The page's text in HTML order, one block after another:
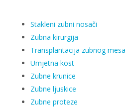
Stakleni zubni nosači
Zubna kirurgija
Transplantacija zubnog mesa
Umjetna kost
Zubne krunice
Zubne ljuskice
Zubne proteze